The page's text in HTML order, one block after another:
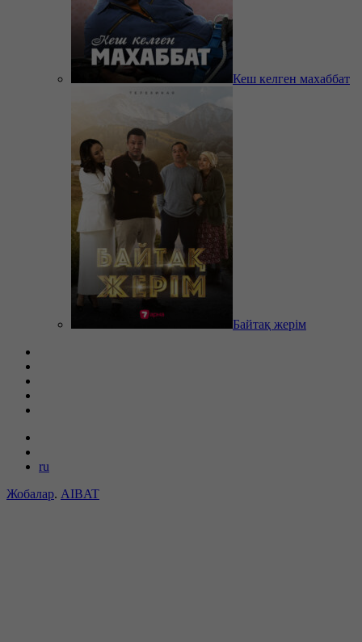
Кеш келген махаббат
Байтақ жерім
ru
Жобалар. AIBAT